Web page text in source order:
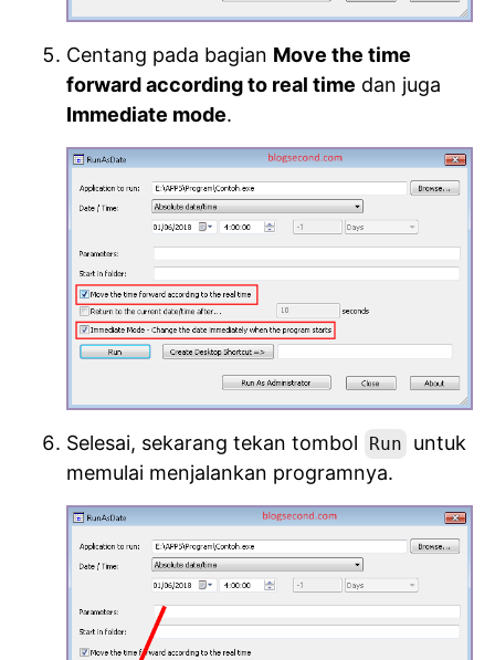
Centang pada bagian Move the time
forward according to real time dan juga
Immediate mode.
Selesai, sekarang tekan tombol Run
untuk
memulai menjalankan programnya.